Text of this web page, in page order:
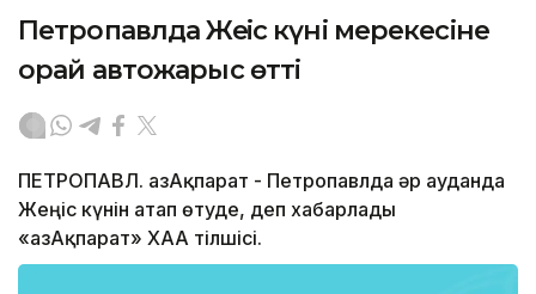
Петропавлда Жеңіс күні мерекесіне
орай автожарыс өтті
ПЕТРОПАВЛ. ҚазАқпарат - Петропавлда әр ауданда
Жеңіс күнін атап өтуде, деп хабарлады
«ҚазАқпарат» ХАА тілшісі.